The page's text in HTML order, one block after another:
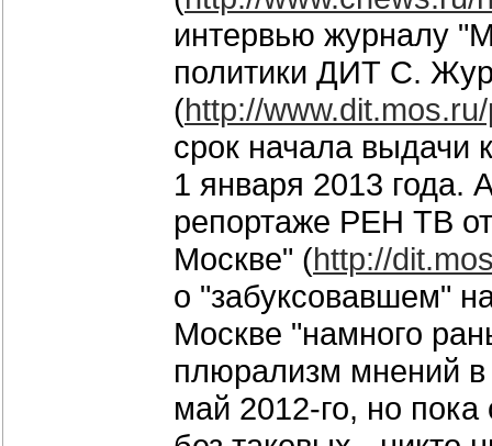
интервью журналу
политики ДИТ С.
(http://
срок начала выдачи
1 января 2013 года.
репортаже РЕН ТВ от
Москве" (http://
о "забуксовавшем"
Москве "намного
плюрализм мнений в
май 2012-го, но